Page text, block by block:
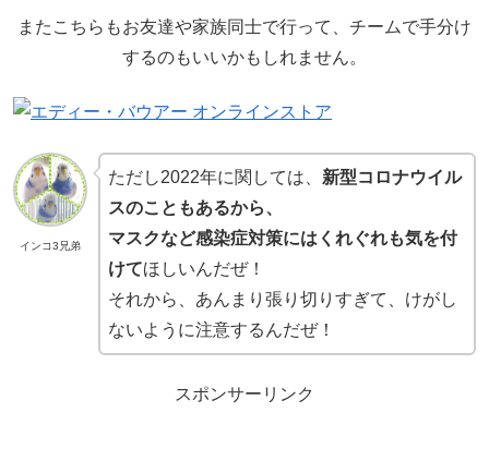
またこちらもお友達や家族同士で行って、チームで手分け
するのもいいかもしれません。
インコ3兄弟
ただし2022年に関しては、 新型コロナウイル
スのこともあるから、
マスクなど感染症対策にはくれぐれも気を付
けてほしいんだぜ！
それから、あんまり張り切りすぎて、けがし
ないように注意するんだぜ！
スポンサーリンク